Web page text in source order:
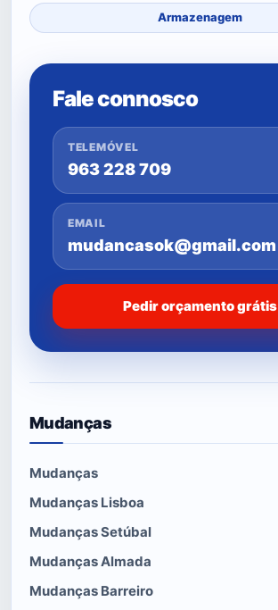
Armazenagem
Fale connosco
TELEMÓVEL
963 228 709
EMAIL
mudancasok@gmail.com
Pedir orçamento grátis
Mudanças
Mudanças
Mudanças Lisboa
Mudanças Setúbal
Mudanças Almada
Mudanças Barreiro